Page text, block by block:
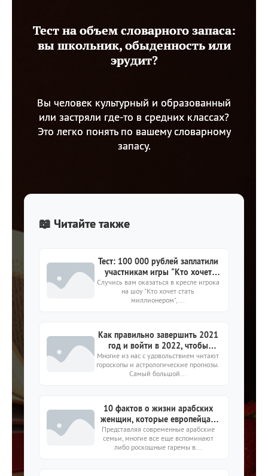
Тест на объем словарного запаса:
вы школьник, обыденность или
эрудит?
Вы человек культурный и образованный
или застряли где-то в средних классах?
Это легко понять по вашему словарному
запасу.
📖 Читайте также
Тест: 100 000 рублей заплатили
участникам игры "Кто хочет
стать миллионером" за каждый
из этих вопросов
Случись вам оказаться в кресле игрока
на шоу "Кто хочет стать
миллионером",...
Как правильно завершить 2021
год и войти в 2022, чтобы
изменить жизнь к лучшему?
Многие из нас с удовольствием читают
гороскопы и астрологические прогнозы.
Самый большой...
10 фактов о жизни арабских
женщин, которые европейцам
все еще кажутся выдумкой
Представляя современные арабские
семьи, многие все еще вспоминают
либо роскошные гаремы в...